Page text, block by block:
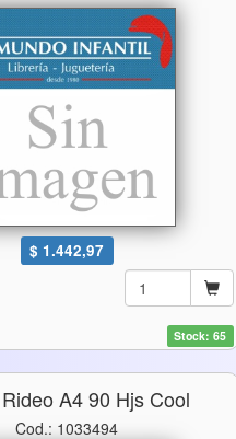
$ 1.442,97
Stock: 65
A4 90 Hjs Cool
Cod.: 1033494